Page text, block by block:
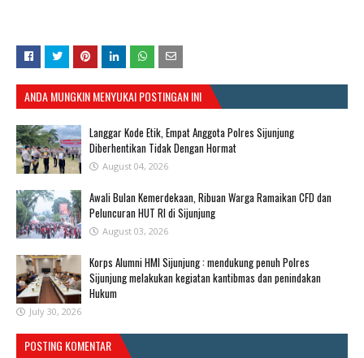
ANDA MUNGKIN MENYUKAI POSTINGAN INI
Langgar Kode Etik, Empat Anggota Polres Sijunjung
Diberhentikan Tidak Dengan Hormat
August 04, 2026
Awali Bulan Kemerdekaan, Ribuan Warga Ramaikan CFD dan
Peluncuran HUT RI di Sijunjung
August 03, 2026
Korps Alumni HMI Sijunjung : mendukung penuh Polres
Sijunjung melakukan kegiatan kantibmas dan penindakan
Hukum
July 30, 2026
POSTING KOMENTAR